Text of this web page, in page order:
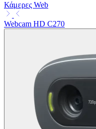
Κάμερες Web
Webcam HD C270